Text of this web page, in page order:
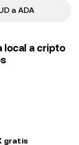
a ADA
local a cripto
gratis